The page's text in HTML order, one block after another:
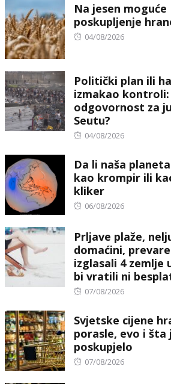
Na jesen moguće
poskupljenje
Posted
04/08/2026
Politički plan ili
izmakao kontroli:
odgovornost za
Seutu?
Posted
04/08/2026
Da li naša
kao krompir ili
kliker
Posted
06/08/2026
Prljave plaže,
domaćini,
izglasali 4 zemlje
bi vratili ni
Posted
07/08/2026
Svjetske cijene
porasle, evo i šta
poskupjelo
Posted
07/08/2026